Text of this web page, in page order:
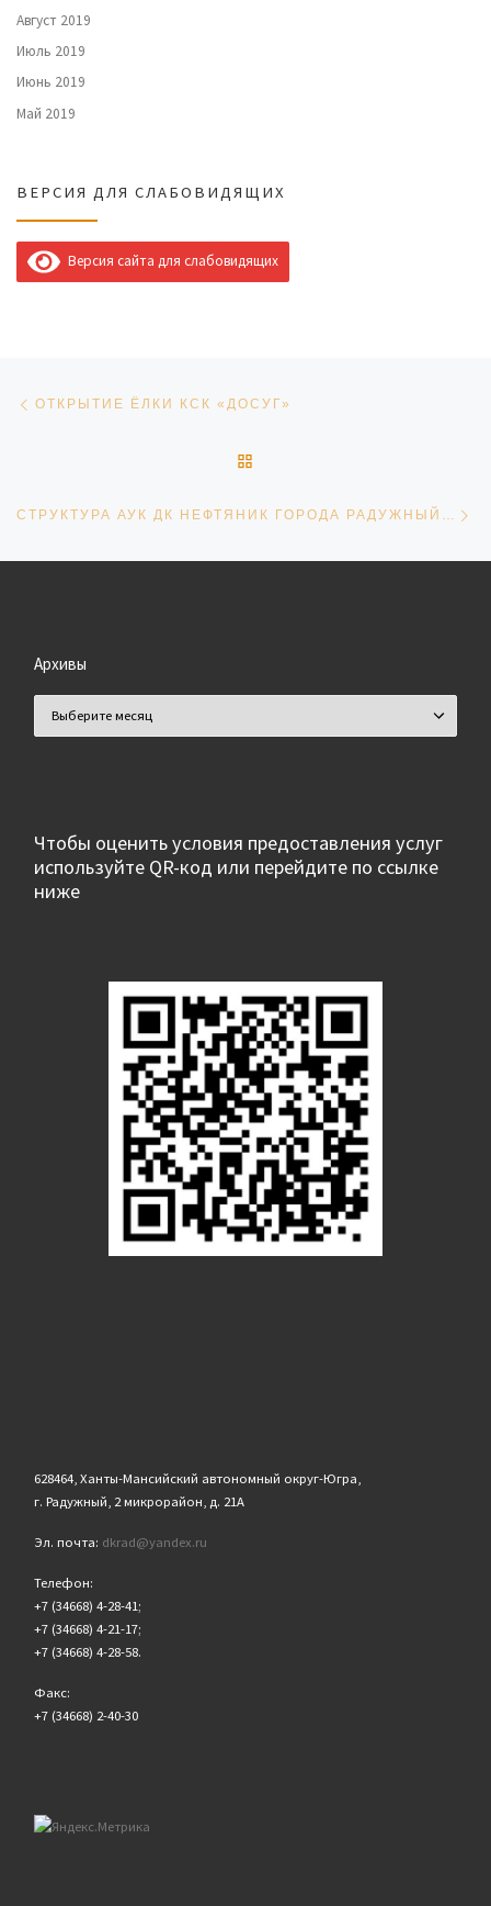
Август 2019
Июль 2019
Июнь 2019
Май 2019
ВЕРСИЯ ДЛЯ СЛАБОВИДЯЩИХ
Версия сайта для слабовидящих
Навигация по записям
ОТКРЫТИЕ ЁЛКИ КСК «ДОСУГ»
Архивы
Чтобы оценить условия предоставления услуг
используйте QR-код или перейдите по ссылке
ниже
628464, Ханты-Мансийский автономный округ-Югра,
г. Радужный, 2 микрорайон, д. 21А
Эл. почта: dkrad@yandex.ru
Телефон:
+7 (34668) 4-28-41;
+7 (34668) 4-21-17;
+7 (34668) 4-28-58.
Факс:
+7 (34668) 2-40-30